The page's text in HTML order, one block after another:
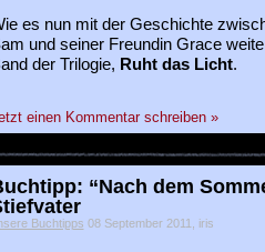
es nun mit der Geschichte
und seiner Freundin Grace
der Trilogie, Ruht das Licht.
einen Kommentar schreiben »
“Nach dem
Buchtipps 08 September 2011, iris